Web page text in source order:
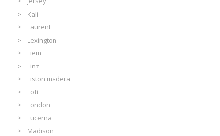
Kali
Laurent
Lexington
Liem
Linz
Liston madera
Loft
London
Lucerna
Madison